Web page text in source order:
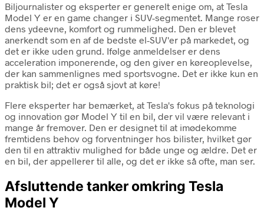
Biljournalister og eksperter er generelt enige om, at Tesla
Model Y er en game changer i SUV-segmentet. Mange roser
dens ydeevne, komfort og rummelighed. Den er blevet
anerkendt som en af de bedste el-SUV'er på markedet, og
det er ikke uden grund. Ifølge anmeldelser er dens
acceleration imponerende, og den giver en køreoplevelse,
der kan sammenlignes med sportsvogne. Det er ikke kun en
praktisk bil; det er også sjovt at køre!
Flere eksperter har bemærket, at Tesla's fokus på teknologi
og innovation gør Model Y til en bil, der vil være relevant i
mange år fremover. Den er designet til at imødekomme
fremtidens behov og forventninger hos bilister, hvilket gør
den til en attraktiv mulighed for både unge og ældre. Det er
en bil, der appellerer til alle, og det er ikke så ofte, man ser.
Afsluttende tanker omkring Tesla
Model Y